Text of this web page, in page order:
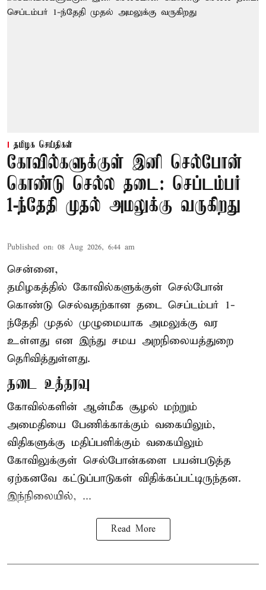
தமிழக செய்திகள்
கோவில்களுக்குள் இனி செல்போன்
கொண்டு செல்ல தடை: செப்டம்பர்
1-ந்தேதி முதல் அமலுக்கு வருகிறது
Published on: 08 Aug 2026, 6:44 am
சென்னை,
தமிழகத்தில் கோவில்களுக்குள் செல்போன்
கொண்டு செல்வதற்கான தடை செப்டம்பர் 1-
ந்தேதி முதல் முழுமையாக அமலுக்கு வர
உள்ளது என இந்து சமய அறநிலையத்துறை
தெரிவித்துள்ளது.
தடை உத்தரவு
கோவில்களின் ஆன்மீக சூழல் மற்றும்
அமைதியை பேணிக்காக்கும் வகையிலும்,
விதிகளுக்கு மதிப்பளிக்கும் வகையிலும்
கோவிலுக்குள் செல்போன்களை பயன்படுத்த
ஏற்கனவே கட்டுப்பாடுகள் விதிக்கப்பட்டிருந்தன.
இந்நிலையில், ...
Read More